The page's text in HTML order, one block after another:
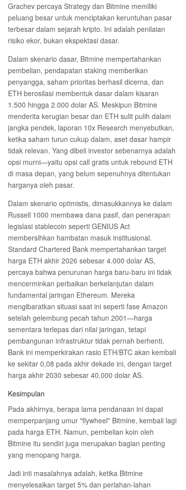
Grachev percaya Strategy dan Bitmine memiliki
peluang besar untuk menciptakan keruntuhan pasar
terbesar dalam sejarah kripto. Ini adalah penilaian
risiko ekor, bukan ekspektasi dasar.
Dalam skenario dasar, Bitmine mempertahankan
pembelian, pendapatan staking memberikan
penyangga, saham prioritas berhasil dicerna, dan
ETH berosilasi membentuk dasar dalam kisaran
1.500 hingga 2.000 dolar AS. Meskipun Bitmine
menderita kerugian besar dan ETH sulit pulih dalam
jangka pendek, laporan 10x Research menyebutkan,
ketika saham turun cukup dalam, aset dasar hampir
tidak relevan. Yang dibeli investor sebenarnya adalah
opsi murni—yaitu opsi call gratis untuk rebound ETH
di masa depan, yang belum sepenuhnya ditentukan
harganya oleh pasar.
Dalam skenario optimistis, dimasukkannya ke dalam
Russell 1000 membawa dana pasif, dan penerapan
legislasi stablecoin seperti GENIUS Act
membersihkan hambatan masuk institusional.
Standard Chartered Bank mempertahankan target
harga ETH akhir 2026 sebesar 4.000 dolar AS,
percaya bahwa penurunan harga baru-baru ini tidak
mencerminkan perbaikan berkelanjutan dalam
fundamental jaringan Ethereum. Mereka
mengibaratkan situasi saat ini seperti fase Amazon
setelah gelembung pecah tahun 2001—harga
sementara terlepas dari nilai jaringan, tetapi
pembangunan infrastruktur tidak pernah berhenti.
Bank ini memperkirakan rasio ETH/BTC akan kembali
ke sekitar 0,08 pada akhir dekade ini, dengan target
harga akhir 2030 sebesar 40.000 dolar AS.
Kesimpulan
Pada akhirnya, berapa lama pendanaan ini dapat
memperpanjang umur "flywheel" Bitmine, kembali lagi
pada harga ETH. Namun, pembelian koin oleh
Bitmine itu sendiri juga merupakan bagian penting
yang menopang harga.
Jadi inti masalahnya adalah, ketika Bitmine
menyelesaikan target 5% dan perlahan-lahan